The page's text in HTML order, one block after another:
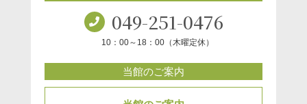
049-251-0476
10：00～18：00（木曜定休）
当館のご案内